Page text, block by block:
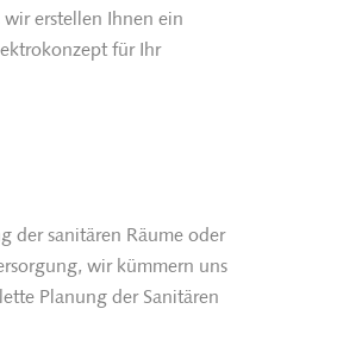
wir erstellen Ihnen ein
für Ihr
der sanitären Räume oder
wir kümmern uns
Planung der Sanitären